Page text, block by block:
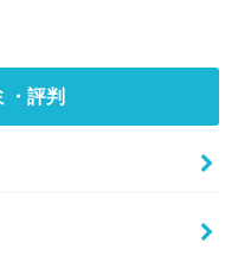
・評判